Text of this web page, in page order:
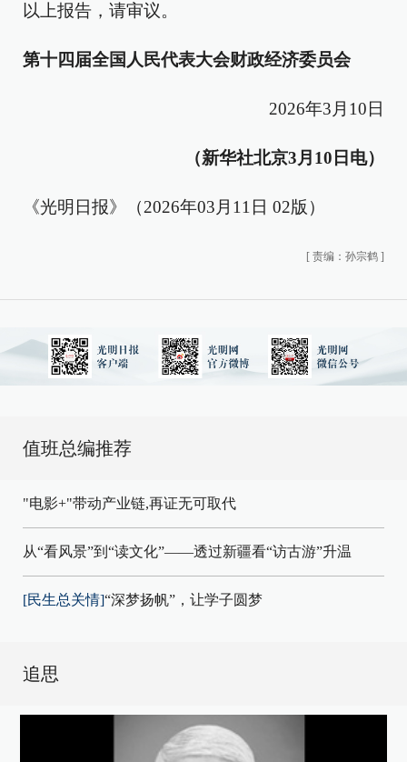
以上报告，请审议。
第十四届全国人民代表大会财政经济委员会
2026年3月10日
（新华社北京3月10日电）
《光明日报》（2026年03月11日 02版）
[ 责编：孙宗鹤 ]
值班总编推荐
"电影+"带动产业链,再证无可取代
从“看风景”到“读文化”——透过新疆看“访古游”升温
[民生总关情]“深梦扬帆”，让学子圆梦
追思